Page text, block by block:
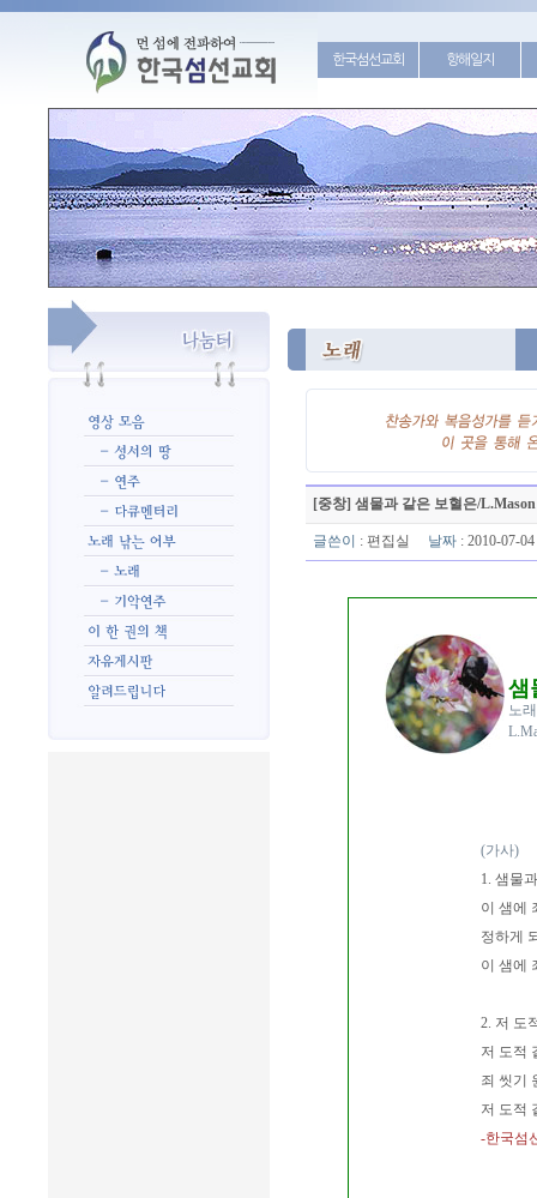
한국섬선교회 항해일지
[중창] 샘물과 같은 보혈은/
글쓴이 : 편집실 날짜 : 2010-07-
샘
노
(가사)
1. 샘물
이 샘에
정하게
이 샘에
2. 저 도
저 도적
죄 씻기
저 도적
-한국섬